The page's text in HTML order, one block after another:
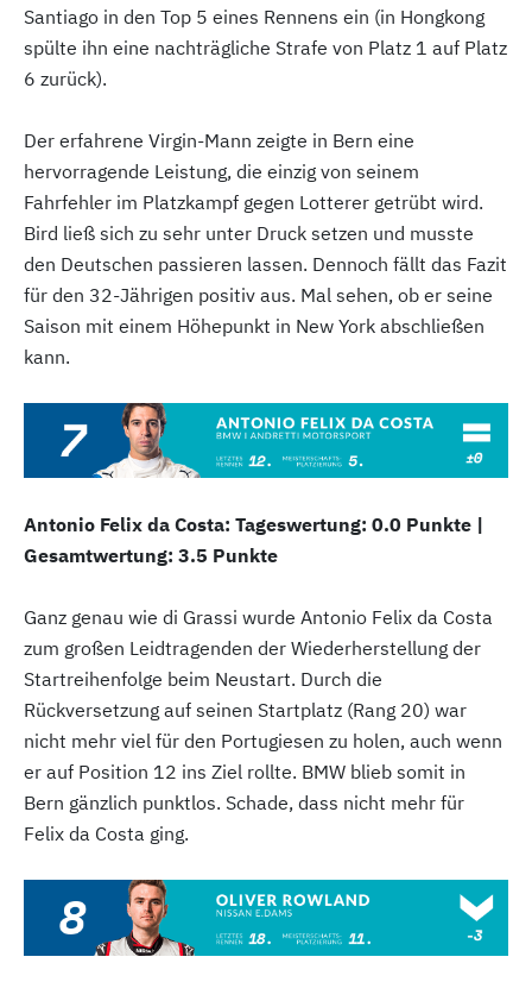
Santiago in den Top 5 eines Rennens ein (in Hongkong
spülte ihn eine nachträgliche Strafe von Platz 1 auf Platz
6 zurück).
Der erfahrene Virgin-Mann zeigte in Bern eine
hervorragende Leistung, die einzig von seinem
Fahrfehler im Platzkampf gegen Lotterer getrübt wird.
Bird ließ sich zu sehr unter Druck setzen und musste
den Deutschen passieren lassen. Dennoch fällt das Fazit
für den 32-Jährigen positiv aus. Mal sehen, ob er seine
Saison mit einem Höhepunkt in New York abschließen
kann.
Antonio Felix da Costa: Tageswertung: 0.0 Punkte |
Gesamtwertung: 3.5 Punkte
Ganz genau wie di Grassi wurde Antonio Felix da Costa
zum großen Leidtragenden der Wiederherstellung der
Startreihenfolge beim Neustart. Durch die
Rückversetzung auf seinen Startplatz (Rang 20) war
nicht mehr viel für den Portugiesen zu holen, auch wenn
er auf Position 12 ins Ziel rollte. BMW blieb somit in
Bern gänzlich punktlos. Schade, dass nicht mehr für
Felix da Costa ging.